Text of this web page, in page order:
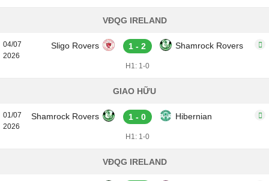
VĐQG IRELAND
04/07
2026
Sligo Rovers 1 - 2 Shamrock Rovers
H1: 1-0
GIAO HỮU
01/07
2026
Shamrock Rovers 1 - 0 Hibernian
H1: 1-0
VĐQG IRELAND